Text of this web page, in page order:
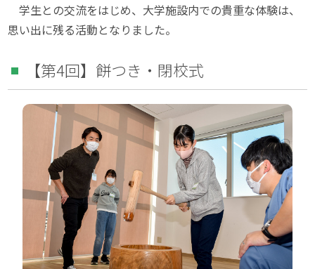
学生との交流をはじめ、大学施設内での貴重な体験は、
思い出に残る活動となりました。
【第4回】餅つき・閉校式